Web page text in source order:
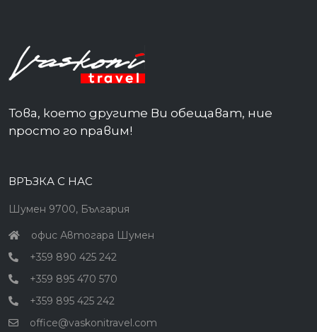
Това, което другите Ви обещават, ние
просто го правим!
ВРЪЗКА С НАС
Шумен 9700, България
офис Автогара Шумен
+359 890 425 242
+359 895 470 570
+359 895 425 242
office@vaskonitravel.com